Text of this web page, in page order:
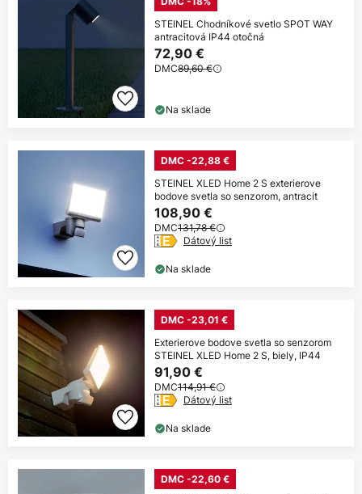
STEINEL Chodníkové svetlo SPOT WAY
antracitová IP44 otočná
72,90 €
DMC89,60 €
Na sklade
DMC -22,88 €
STEINEL XLED Home 2 S exterierove
bodove svetla so senzorom, antracit
108,90 €
DMC131,78 €
Dátový list
Na sklade
DMC -23,01 €
Exterierove bodove svetla so senzorom
STEINEL XLED Home 2 S, biely, IP44
91,90 €
DMC114,91 €
Dátový list
Na sklade
DMC -22,60 €